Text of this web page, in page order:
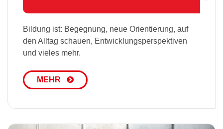
Bildung ist: Begegnung, neue Orientierung, auf
den Alltag schauen, Entwicklungsperspektiven
und vieles mehr.
MEHR